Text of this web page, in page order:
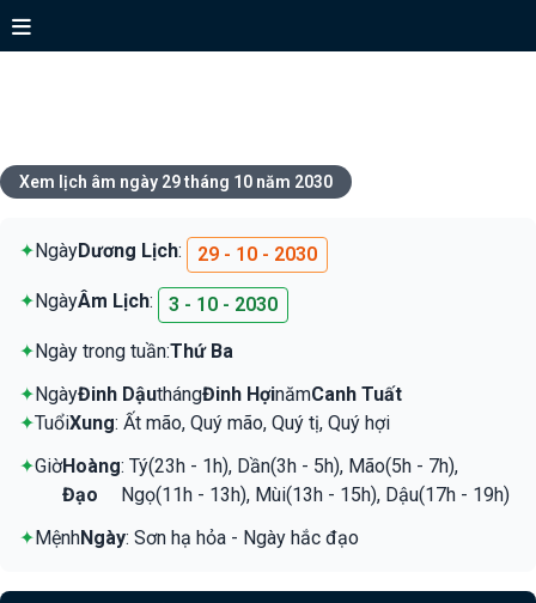
Xem lịch âm ngày 29 tháng 10 năm 2030
✦NgàyDương Lịch: 29 - 10 - 2030
✦NgàyÂm Lịch: 3 - 10 - 2030
✦Ngày trong tuần:Thứ Ba
✦NgàyĐinh DậuthángĐinh HợinămCanh Tuất
✦TuổiXung: Ất mão, Quý mão, Quý tị, Quý hợi
✦GiờHoàng
Đạo
: Tý(23h - 1h), Dần(3h - 5h), Mão(5h - 7h),
Ngọ(11h - 13h), Mùi(13h - 15h), Dậu(17h - 19h)
✦MệnhNgày: Sơn hạ hỏa - Ngày hắc đạo